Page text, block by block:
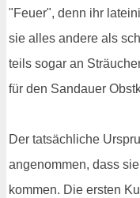
"Feuer", denn ihr
sie alles andere als
teils sogar an
für den Sandauer
Der tatsächliche
angenommen, dass
kommen. Die ersten